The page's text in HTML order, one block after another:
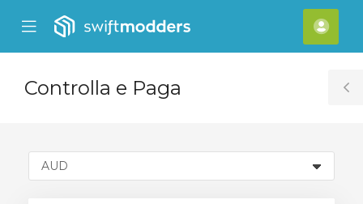
Mobile
Menu
Controlla e Paga